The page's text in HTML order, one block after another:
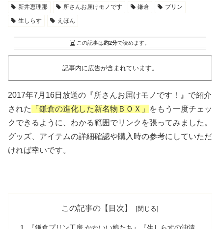
新井恵理那 所さんお届けモノです 鎌倉
プリン
生しらす
えほん
この記事は約2分で読めます。
記事内に広告が含まれています。
2017年7月16日放送の『所さんお届けモノです！』で紹介
された
「鎌倉の進化した新名物ＢＯＸ」
をもう一度チェッ
クできるように、わかる範囲でリンクを張ってみました。
グッズ、アイテムの詳細確認や購入時の参考にしていただ
ければ幸いです。
この記事の【目次】